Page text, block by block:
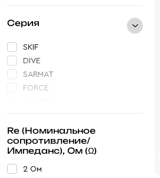
Серия
SKIF
DIVE
SARMAT
FORCE
VIKING
Re (Номинальное
сопротивление/
Импеданс), Ом (Ω)
2 Ом